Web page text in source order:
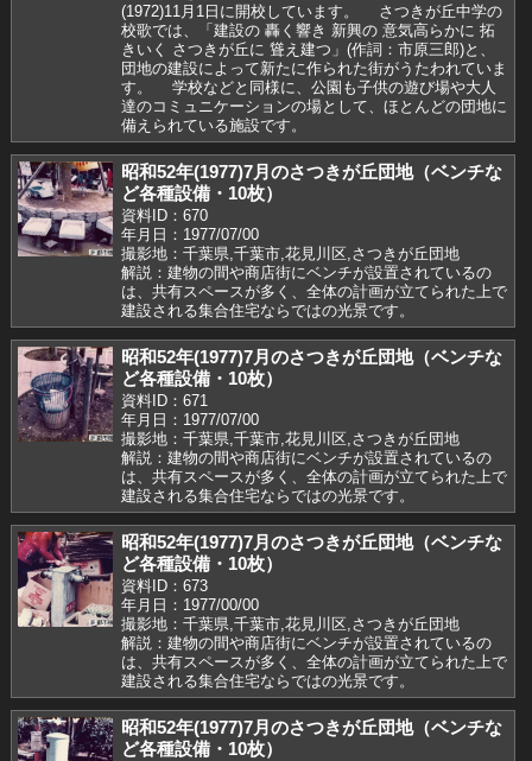
(1972)11月1日に開校しています。 さつきが丘中学の
校歌では、「建設の 轟く響き 新興の 意気高らかに 拓
きいく さつきが丘に 聳え建つ」(作詞：市原三郎)と、
団地の建設によって新たに作られた街がうたわれていま
す。 学校などと同様に、公園も子供の遊び場や大人
達のコミュニケーションの場として、ほとんどの団地に
備えられている施設です。
昭和52年(1977)7月のさつきが丘団地（ベンチな
ど各種設備・10枚）
資料ID：670
年月日：1977/07/00
撮影地：千葉県,千葉市,花見川区,さつきが丘団地
解説：建物の間や商店街にベンチが設置されているの
は、共有スペースが多く、全体の計画が立てられた上で
建設される集合住宅ならではの光景です。
昭和52年(1977)7月のさつきが丘団地（ベンチな
ど各種設備・10枚）
資料ID：671
年月日：1977/07/00
撮影地：千葉県,千葉市,花見川区,さつきが丘団地
解説：建物の間や商店街にベンチが設置されているの
は、共有スペースが多く、全体の計画が立てられた上で
建設される集合住宅ならではの光景です。
昭和52年(1977)7月のさつきが丘団地（ベンチな
ど各種設備・10枚）
資料ID：673
年月日：1977/00/00
撮影地：千葉県,千葉市,花見川区,さつきが丘団地
解説：建物の間や商店街にベンチが設置されているの
は、共有スペースが多く、全体の計画が立てられた上で
建設される集合住宅ならではの光景です。
昭和52年(1977)7月のさつきが丘団地（ベンチな
ど各種設備・10枚）